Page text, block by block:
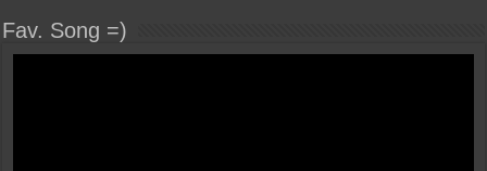
Fav. Song =)